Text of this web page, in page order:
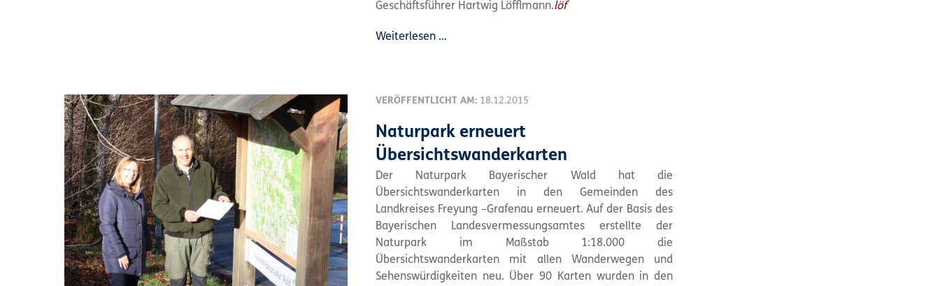
Geschäftsführer Hartwig Löfflmann.löf
Weiterlesen …
VERÖFFENTLICHT AM: 18.12.2015
Naturpark erneuert
Übersichtswanderkarten
Der Naturpark Bayerischer Wald hat die
Übersichtswanderkarten in den Gemeinden des
Landkreises Freyung –Grafenau erneuert. Auf der Basis des
Bayerischen Landesvermessungsamtes erstellte der
Naturpark im Maßstab 1:18.000 die
Übersichtswanderkarten mit allen Wanderwegen und
Sehenswürdigkeiten neu. Über 90 Karten wurden in den